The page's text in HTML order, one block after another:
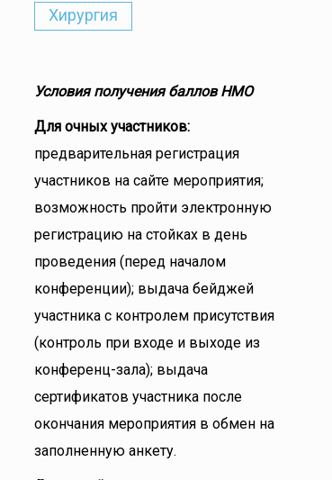
Хирургия
Условия получения баллов НМО
Для очных участников:
предварительная регистрация
участников на сайте мероприятия;
возможность пройти электронную
регистрацию на стойках в день
проведения (перед началом
конференции); выдача бейджей
участника с контролем присутствия
(контроль при входе и выходе из
конференц-зала); выдача
сертификатов участника после
окончания мероприятия в обмен на
заполненную анкету.